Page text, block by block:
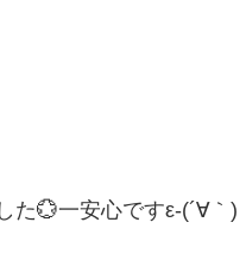
た💮一安心ですε-(´∀｀)